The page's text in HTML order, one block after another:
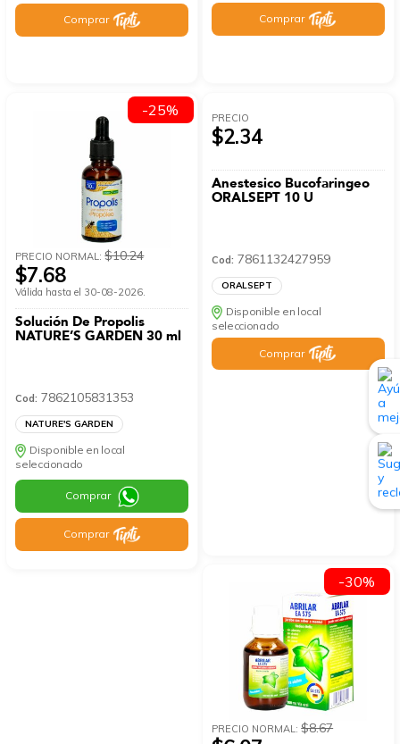
Comprar Comprar
PRECIO NORMAL:$10.24
$7.68
Válida hasta el 30-08-2026.
Solución De Propolis
NATURE’S GARDEN 30 ml
Cod: 7862105831353
NATURE'S GARDEN
Disponible en local
seleccionado
Comprar
Comprar
-25% PRECIO
$2.34
Anestesico Bucofaringeo
ORALSEPT 10 U
Cod: 7861132427959
ORALSEPT
Disponible en local
seleccionado
Comprar
PRECIO NORMAL:$8.67
-30%